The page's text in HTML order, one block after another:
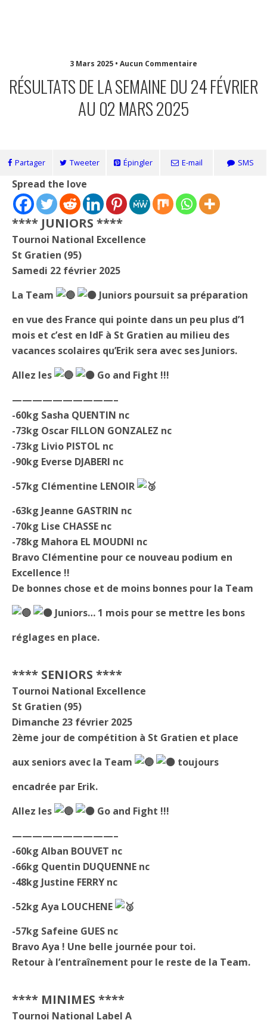
3 Mars 2025 • Aucun Commentaire
RÉSULTATS DE LA SEMAINE DU 24 FÉVRIER
AU 02 MARS 2025
Partager Tweeter Épingler E-mail SMS
Spread the love
**** JUNIORS ****
Tournoi National Excellence
St Gratien (95)
Samedi 22 février 2025
La Team
Juniors poursuit sa préparation
en vue des France qui pointe dans un peu plus d’1
mois et c’est en IdF à St Gratien au milieu des
vacances scolaires qu’Erik sera avec ses Juniors.
Allez les
Go and Fight !!!
——————————–
-60kg Sasha QUENTIN nc
-73kg Oscar FILLON GONZALEZ nc
-73kg Livio PISTOL nc
-90kg Everse DJABERI nc
-57kg Clémentine LENOIR
-63kg Jeanne GASTRIN nc
-70kg Lise CHASSE nc
-78kg Mahora EL MOUDNI nc
Bravo Clémentine pour ce nouveau podium en
Excellence !!
De bonnes chose et de moins bonnes pour la Team
Juniors… 1 mois pour se mettre les bons
réglages en place.
**** SENIORS ****
Tournoi National Excellence
St Gratien (95)
Dimanche 23 février 2025
2ème jour de compétition à St Gratien et place
aux seniors avec la Team
toujours
encadrée par Erik.
Allez les
Go and Fight !!!
——————————–
-60kg Alban BOUVET nc
-66kg Quentin DUQUENNE nc
-48kg Justine FERRY nc
-52kg Aya LOUCHENE
-57kg Safeine GUES nc
Bravo Aya ! Une belle journée pour toi.
Retour à l’entraînement pour le reste de la Team.
**** MINIMES ****
Tournoi National Label A